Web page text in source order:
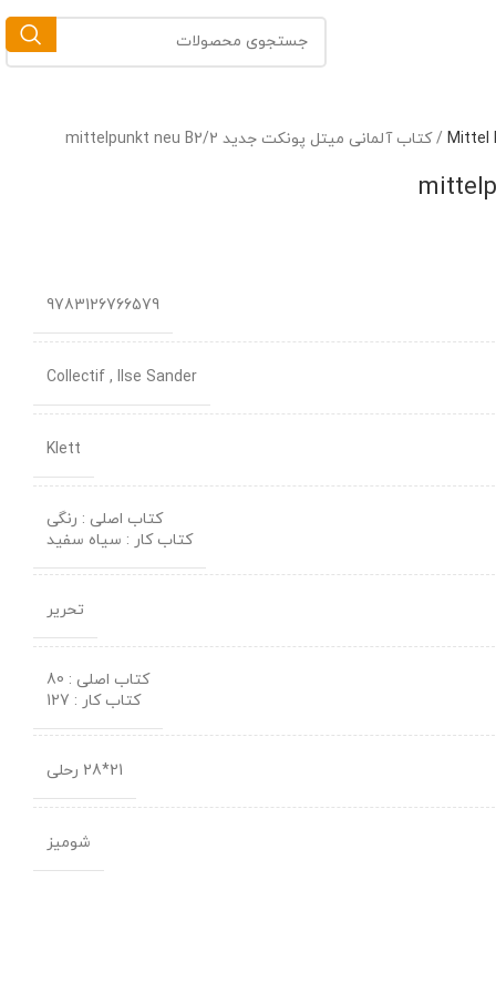
/کتاب آلمانی میتل پونکت جدید mittelpunkt neu B2/2
9783126766579
Collectif , llse Sander
Klett
کتاب اصلی : رنگی
کتاب کار : سیاه سفید
تحریر
کتاب اصلی : 80
کتاب کار : 127
21*28 رحلی
شومیز